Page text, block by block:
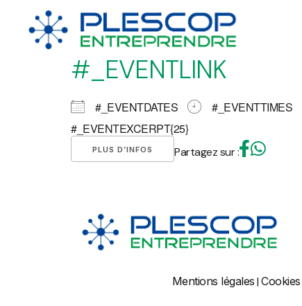
#_EVENTLINK
#_EVENTDATES
#_EVENTTIMES
#_EVENTEXCERPT{25}
PLUS D’INFOS Partagez sur :
Mentions légales |Cookies